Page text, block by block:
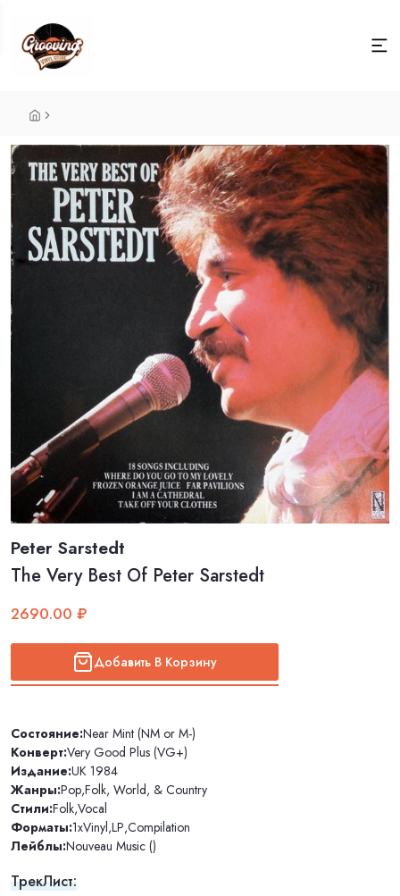
Peter Sarstedt
The Very Best Of Peter Sarstedt
2690.00 ₽
Добавить В Корзину
Состояние:Near Mint (NM or M-)
Конверт:Very Good Plus (VG+)
Издание:UK 1984
Жанры:Pop,Folk, World, & Country
Стили:Folk,Vocal
Форматы:1xVinyl,LP,Compilation
Лейблы:Nouveau Music ()
ТрекЛист: